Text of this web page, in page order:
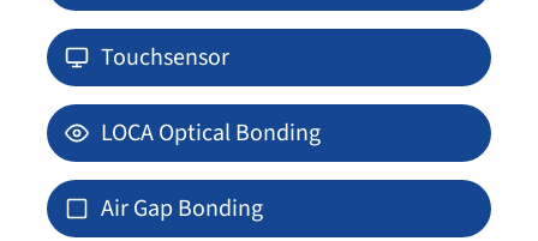
Touchsensor
LOCA Optical Bonding
Air Gap Bonding